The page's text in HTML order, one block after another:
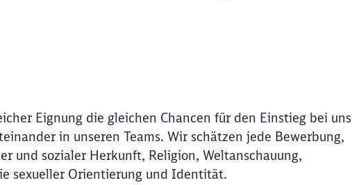
Eignung die gleichen Chancen für den Einstieg bei uns
in unseren Teams. Wir schätzen jede Bewerbung,
und sozialer Herkunft, Religion, Weltanschauung,
sexueller Orientierung und Identität.